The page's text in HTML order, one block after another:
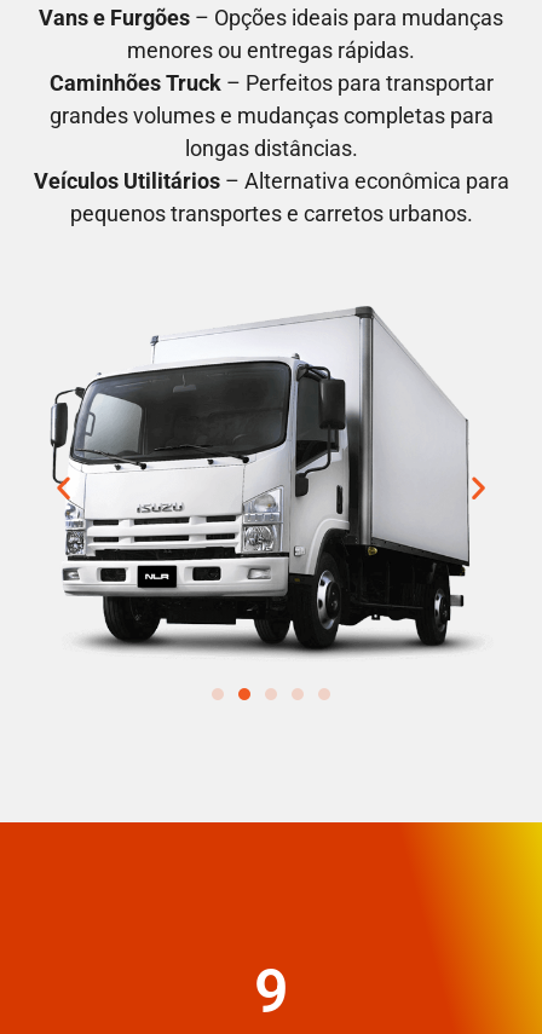
Vans e Furgões – Opções ideais para mudanças
menores ou entregas rápidas.
Caminhões Truck– Perfeitos para transportar
grandes volumes e mudanças completas para
longas distâncias.
Veículos Utilitários– Alternativa econômica para
pequenos transportes e carretos urbanos.
10